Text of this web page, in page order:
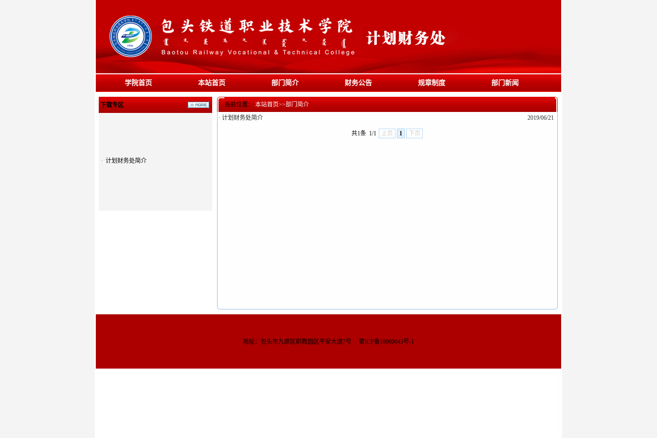
学院首页 本站首页 部门简介 财务公告 规章制度 部门新闻
下载专区
· 计划财务处简介
当前位置： 本站首页>>部门简介
· 计划财务处简介 2019/06/21
共1条 1/1 上页 1 下页
地址：包头市九原区职教园区平安大道7号 蒙ICP备18000043号-1